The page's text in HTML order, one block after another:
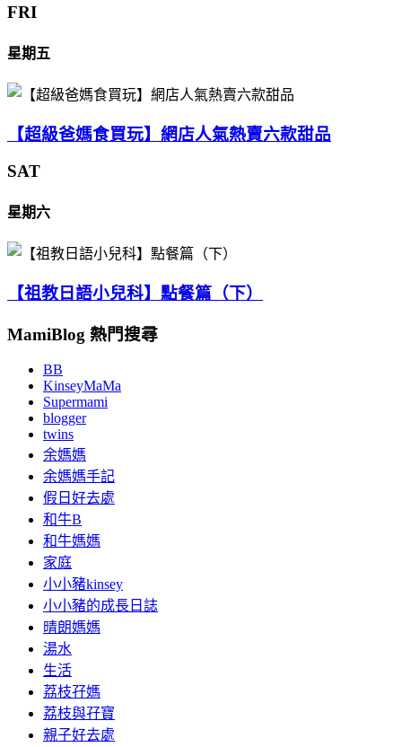
FRI
星期五
【超級爸媽食買玩】網店人氣熱賣六款甜品
SAT
星期六
【祖教日語小兒科】點餐篇（下）
MamiBlog 熱門搜尋
BB
KinseyMaMa
Supermami
blogger
twins
余媽媽
余媽媽手記
假日好去處
和牛B
和牛媽媽
家庭
小小豬kinsey
小小豬的成長日誌
晴朗媽媽
湯水
生活
荔枝孖媽
荔枝與孖寶
親子好去處